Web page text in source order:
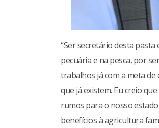
“Ser secretário desta
pecuária e na pesca, por
trabalhos já com a meta
que já existem. Eu creio
rumos para o nosso
benefícios à agricultura